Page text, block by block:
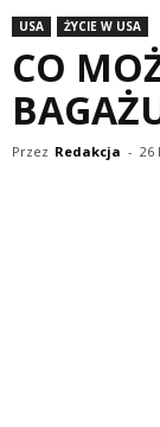
USA ŻYCIE W USA
CO
Przez Redakcja - 26